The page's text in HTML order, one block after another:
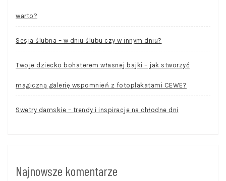
warto?
Sesja ślubna – w dniu ślubu czy w innym dniu?
Twoje dziecko bohaterem własnej bajki – jak stworzyć
magiczną galerię wspomnień z fotoplakatami CEWE?
Swetry damskie – trendy i inspiracje na chłodne dni
Najnowsze komentarze